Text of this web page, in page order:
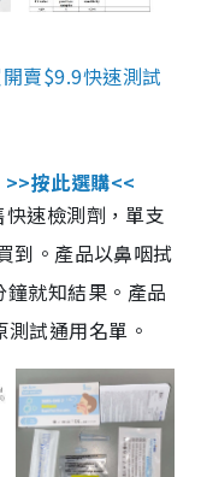
賣$9.9快速測試
>>按此選購<<
速檢測劑，單支
到。產品以鼻咽拭
就知結果。產品
試通用名單。